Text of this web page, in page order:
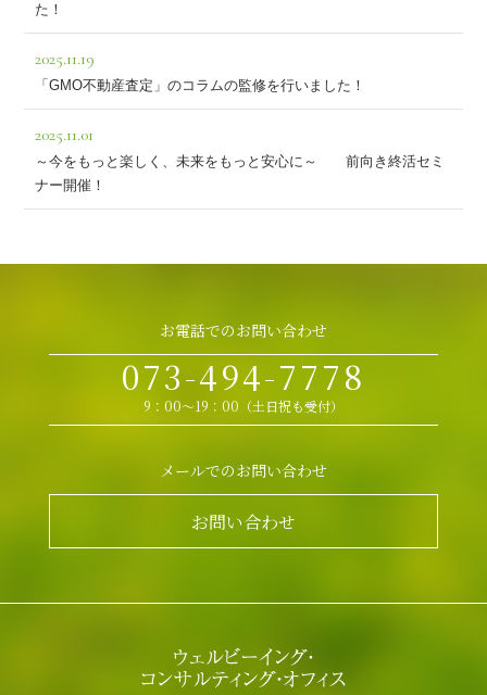
た！
2025.11.19
「GMO不動産査定」のコラムの監修を行いました！
2025.11.01
～今をもっと楽しく、未来をもっと安心に～ 前向き終活セミ
ナー開催！
お電話でのお問い合わせ
073-494-7778
9：00～19：00（土日祝も受付）
メールでのお問い合わせ
お問い合わせ